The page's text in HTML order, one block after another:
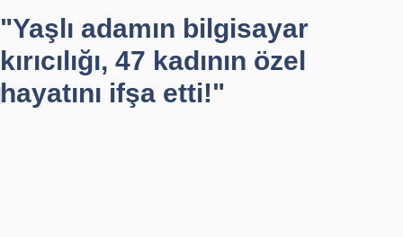
"Yaşlı adamın bilgisayar
kırıcılığı, 47 kadının özel
hayatını ifşa etti!"